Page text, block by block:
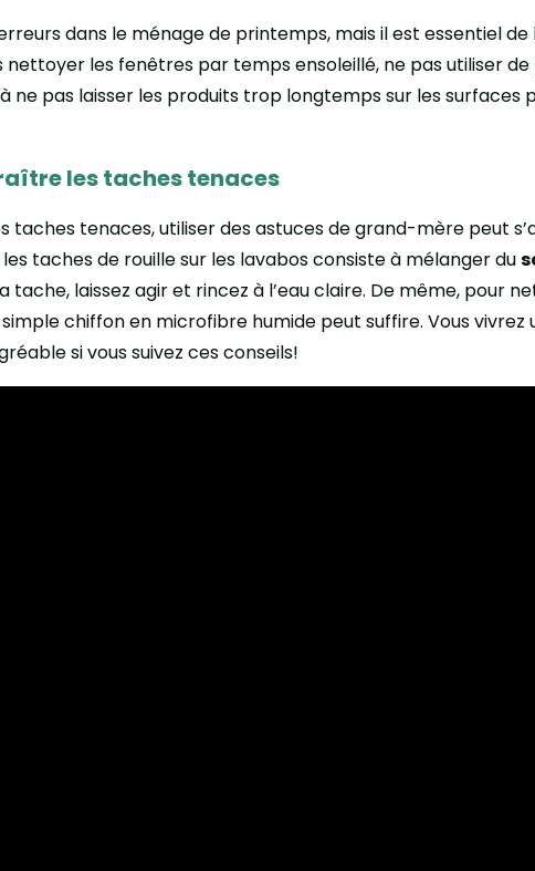
dans le ménage de printemps, mais il est essentiel
nettoyer les fenêtres par temps ensoleillé, ne pas utiliser
ne pas laisser les produits trop longtemps sur les
les taches tenaces
taches tenaces, utiliser des astuces de grand-mère peut
taches de rouille sur les lavabos consiste à mélanger du
tache, laissez agir et rincez à l’eau claire. De même, pour
chiffon en microfibre humide peut suffire. Vous vivrez
si vous suivez ces conseils!